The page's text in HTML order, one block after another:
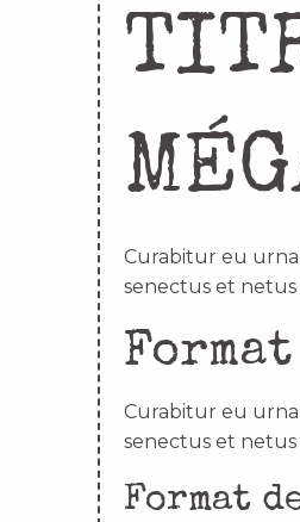
Curabitur eu
senectus et netus
Curabitur eu
senectus et netus
Format